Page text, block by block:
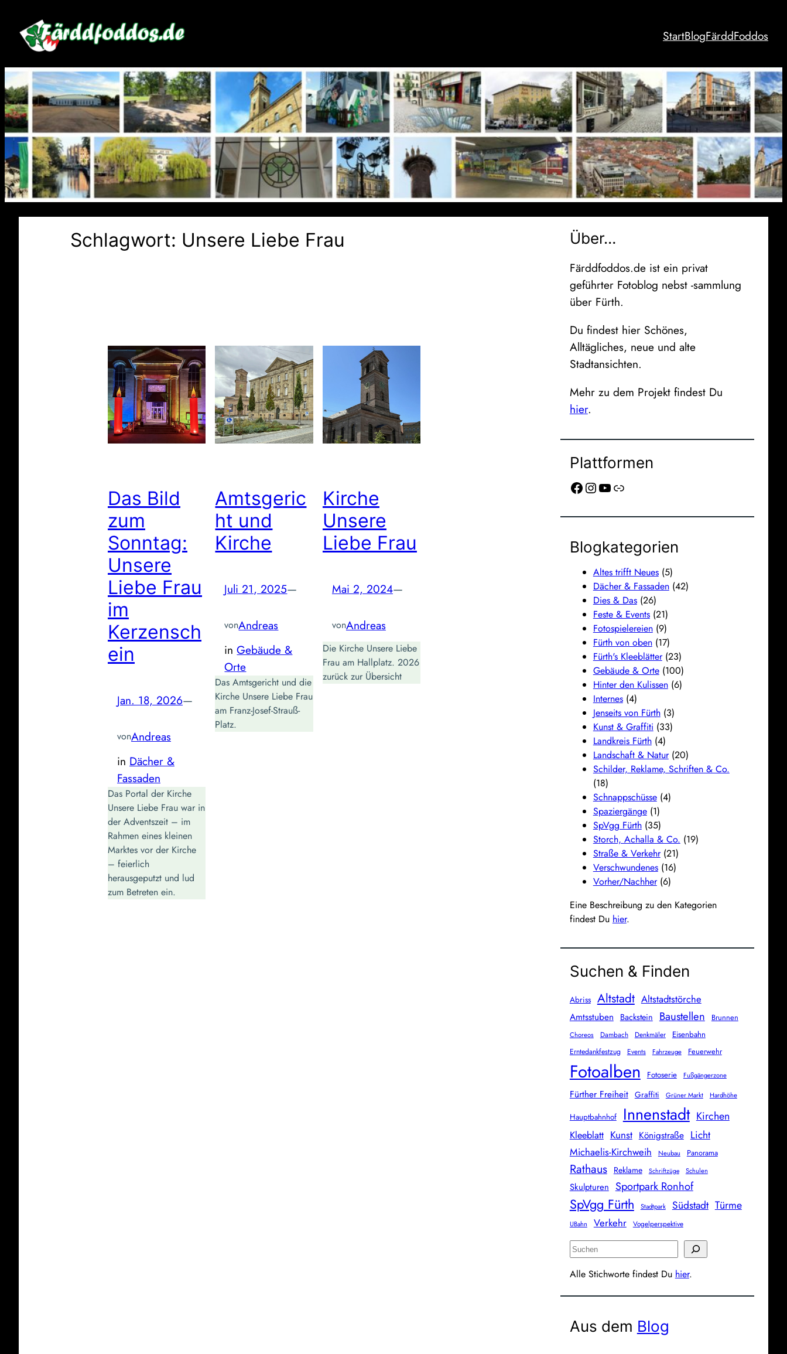
Inhalt
springen
StartBlogFärddFoddos
Schlagwort: Unsere Liebe Frau
Das Bild
zum
Sonntag:
Unsere
Liebe Frau
im
Kerzensch
ein
Jan. 18, 2026—
vonAndreas
in Dächer &
Fassaden
Das Portal der Kirche
Unsere Liebe Frau war in
der Adventszeit – im
Rahmen eines kleinen
Marktes vor der Kirche
– feierlich
herausgeputzt und lud
zum Betreten ein.
Amtsgeric
ht und
Kirche
Juli 21, 2025—
vonAndreas
inGebäude &
Orte
Das Amtsgericht und die
Kirche Unsere Liebe Frau
am Franz-Josef-Strauß-
Platz.
Kirche
Unsere
Liebe Frau
Mai 2, 2024—
vonAndreas
Die Kirche Unsere Liebe
Frau am Hallplatz. 2026
zurück zur Übersicht
Über…
Färddfoddos.de ist ein privat
geführter Fotoblog nebst -sammlung
über Fürth.
Du findest hier Schönes,
Alltägliches, neue und alte
Stadtansichten.
Mehr zu dem Projekt findest Du
hier.
Plattformen
Facebook Instagram YouTube Link
Blogkategorien
Altes trifft Neues(5)
Dächer & Fassaden(42)
Dies & Das(26)
Feste & Events(21)
Fotospielereien(9)
Fürth von oben(17)
Fürth's Kleeblätter(23)
Gebäude & Orte(100)
Hinter den Kulissen(6)
Internes(4)
Jenseits von Fürth(3)
Kunst & Graffiti (33)
Landkreis Fürth(4)
Landschaft & Natur(20)
Schilder, Reklame, Schriften & Co.
(18)
Schnappschüsse(4)
Spaziergänge(1)
SpVgg Fürth(35)
Storch, Achalla & Co. (19)
Straße & Verkehr(21)
Verschwundenes(16)
Vorher/Nachher(6)
Eine Beschreibung zu den Kategorien
findest Du hier.
Suchen & Finden
Abriss Altstadt Altstadtstörche
Amtsstuben Backstein Baustellen Brunnen
Choreos Dambach Denkmäler Eisenbahn
Erntedankfestzug Events Fahrzeuge Feuerwehr
Fotoalben Fotoserie Fußgängerzone
Fürther Freiheit Graffiti Grüner Markt Hardhöhe
Hauptbahnhof Innenstadt Kirchen
Kleeblatt Kunst Königstraße Licht
Michaelis-Kirchweih Neubau Panorama
Rathaus Reklame Schriftzüge Schulen
Skulpturen Sportpark Ronhof
SpVgg Fürth Stadtpark Südstadt Türme
UBahn Verkehr Vogelperspektive
S
c
h
n
Alle Stichworte findest Du hier.
Aus dem Blog